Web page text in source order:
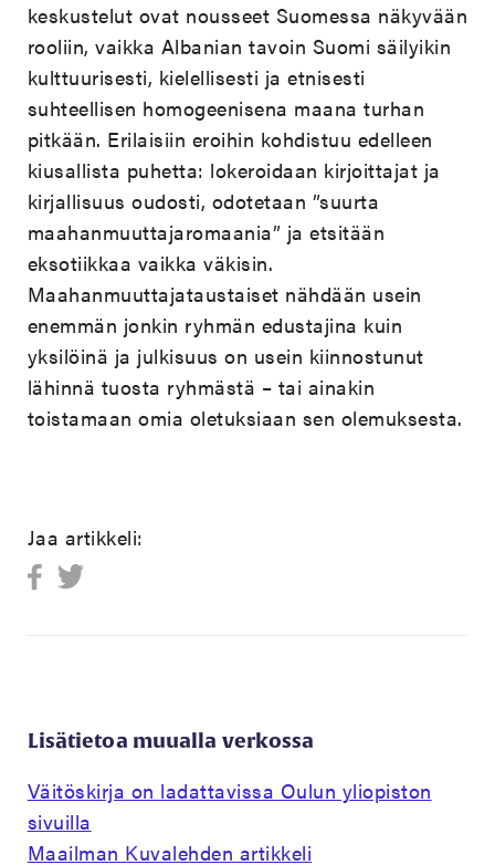
keskustelut ovat nousseet Suomessa näkyvään
rooliin, vaikka Albanian tavoin Suomi säilyikin
kulttuurisesti, kielellisesti ja etnisesti
suhteellisen homogeenisena maana turhan
pitkään. Erilaisiin eroihin kohdistuu edelleen
kiusallista puhetta: lokeroidaan kirjoittajat ja
kirjallisuus oudosti, odotetaan ”suurta
maahanmuuttajaromaania” ja etsitään
eksotiikkaa vaikka väkisin.
Maahanmuuttajataustaiset nähdään usein
enemmän jonkin ryhmän edustajina kuin
yksilöinä ja julkisuus on usein kiinnostunut
lähinnä tuosta ryhmästä – tai ainakin
toistamaan omia oletuksiaan sen olemuksesta.
Jaa artikkeli:
Lisätietoa muualla verkossa
Väitöskirja on ladattavissa Oulun yliopiston
sivuilla
Maailman Kuvalehden artikkeli